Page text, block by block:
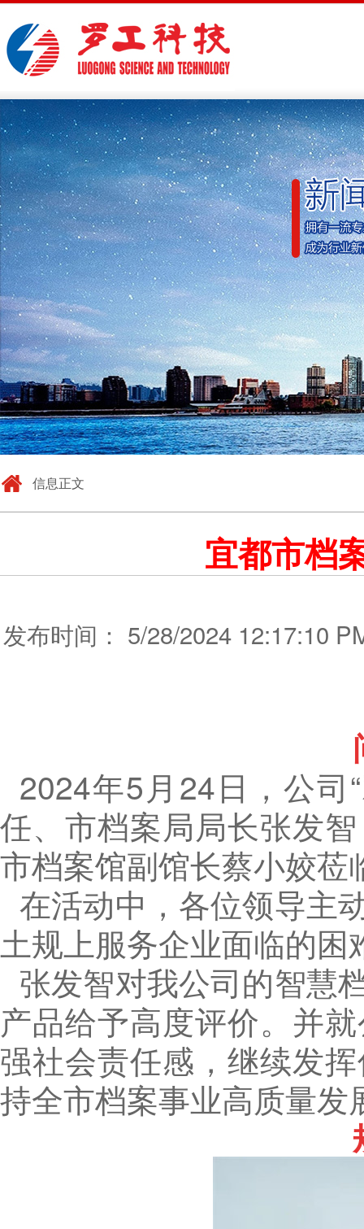
信息正文
宜都市档
发布时间： 5/28/2024
2024年5月24日，公司
任、市档案局局长张发
市档案馆副馆长蔡小姣
在活动中，各位领导主
土规上服务企业面临的
张发智对我公司的智慧
产品给予高度评价。并
强社会责任感，继续发
持全市档案事业高质量